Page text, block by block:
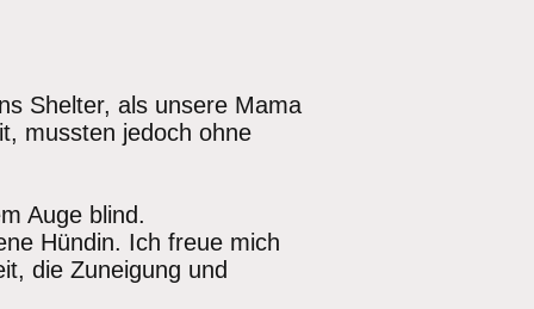
Shelter, als unsere Mama
mussten jedoch ohne
Auge blind.
Hündin. Ich freue mich
die Zuneigung und